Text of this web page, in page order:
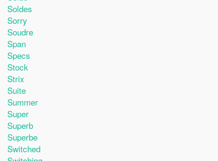
Soldes
Sorry
Soudre
Span
Specs
Stock
Strix
Suite
Summer
Super
Superb
Superbe
Switched